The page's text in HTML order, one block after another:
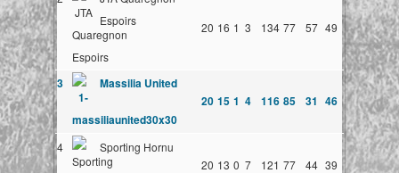
Espoirs
20 16 1 3 134 77 57 49
3
Massilia United
20 15 1 4 116 85 31 46
4
Sporting Hornu
20 13 0 7 121 77 44 39